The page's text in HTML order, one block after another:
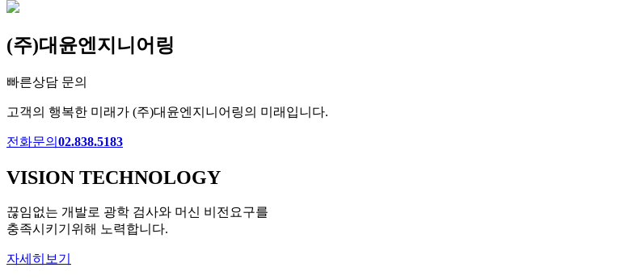
(주)대윤엔지니어링
빠른상담 문의
고객의 행복한 미래가 (주)대윤엔지니어링의 미래입니다.
전화문의 02.838.5183
VISION TECHNOLOGY
끊임없는 개발로 광학 검사와 머신 비전요구를
충족시키기위해 노력합니다.
자세히보기